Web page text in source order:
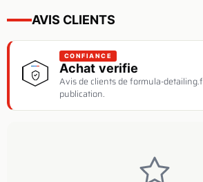
AVIS CLIENTS
CONFIANCE
Achat verifie
Avis de clients de formula-
publication.